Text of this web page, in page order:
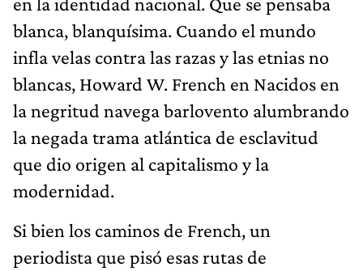
blanca, blanquísima. Cuando el mundo
infla velas contra las razas y las etnias no
blancas, Howard W. French en Nacidos en
la negritud navega barlovento alumbrando
la negada trama atlántica de esclavitud
que dio origen al capitalismo y la
modernidad.
Si bien los caminos de French, un
periodista que pisó esas rutas de